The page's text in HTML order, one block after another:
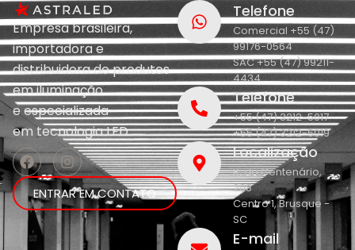
Empresa brasileira,
importadora e
distribuidora de produtos
em iluminação
eespecializada
emtecnologia LED.
ENTRAR EM CONTATO
Telefone
Comercial +55 (47)
99176-0564
SAC +55 (47) 99211-
4434
Telefone
+55 (47) 3212-5017
+55 (47) 3212-5019
Localização
R. do Centenário,
208
Centro 1, Brusque -
SC
E-mail